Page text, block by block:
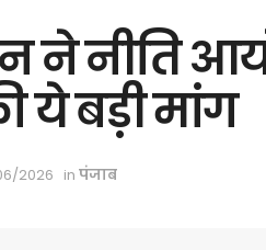
ने नीति
ये बड़ी मांग
2026 in पंजाब